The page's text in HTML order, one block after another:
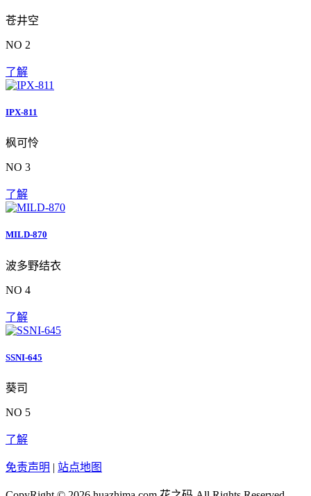
苍井空
NO 2
了解
IPX-811
枫可怜
NO 3
了解
MILD-870
波多野结衣
NO 4
了解
SSNI-645
葵司
NO 5
了解
免责声明 | 站点地图